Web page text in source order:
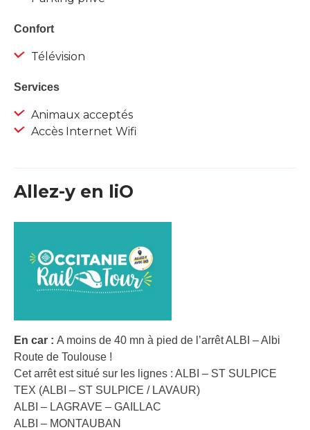
Confort
Télévision
Services
Animaux acceptés
Accès Internet Wifi
Allez-y en liO
En car : A moins de 40 mn à pied de l’arrêt ALBI – Albi
Route de Toulouse !
Cet arrêt est situé sur les lignes : ALBI – ST SULPICE
TEX (ALBI – ST SULPICE / LAVAUR)
ALBI – LAGRAVE – GAILLAC
ALBI – MONTAUBAN